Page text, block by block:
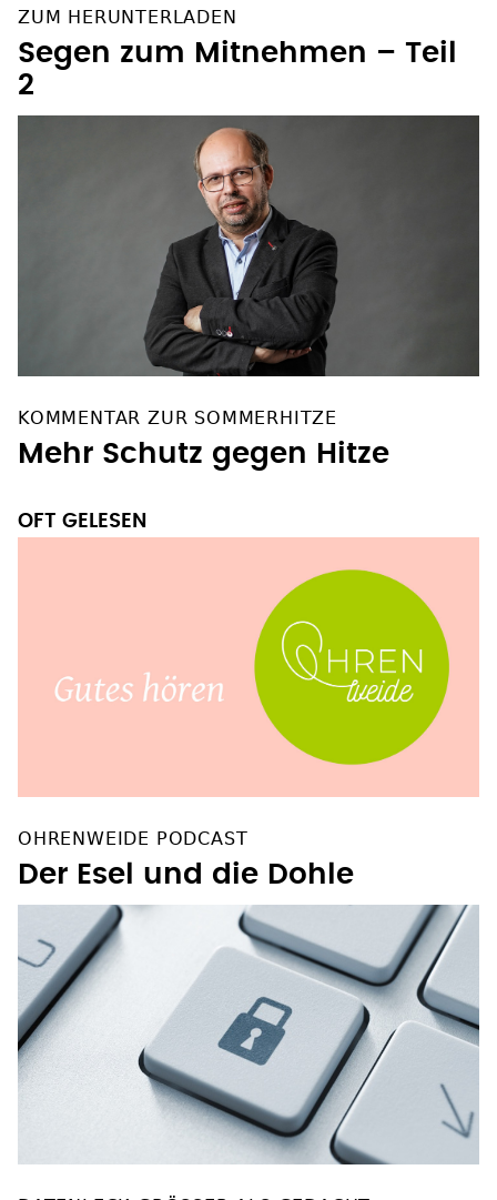
ZUM HERUNTERLADEN
Segen zum Mitnehmen – Teil
KOMMENTAR ZUR SOMMERHITZE
Mehr Schutz gegen Hitze
OFT GELESEN
OHRENWEIDE PODCAST